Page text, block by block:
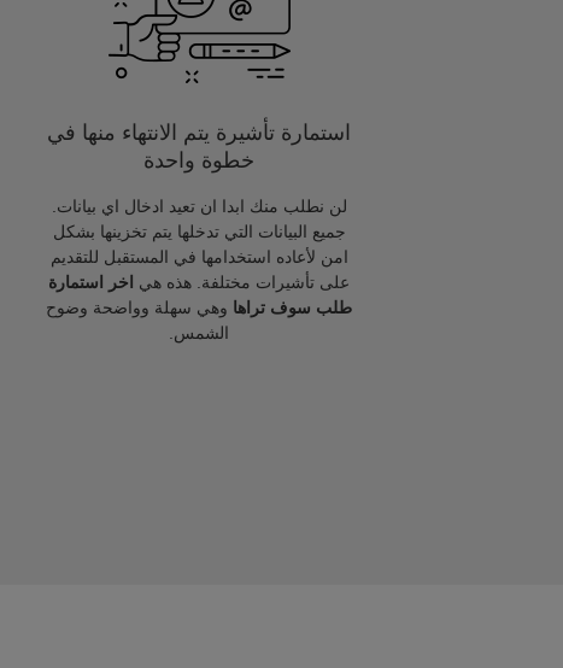
استمارة تأشيرة يتم الانتهاء منها في
خطوة واحدة
لن نطلب منك ابدا ان تعيد ادخال اي بيانات.
جميع البيانات التي تدخلها يتم تخزينها بشكل
امن لأعاده استخدامها في المستقبل للتقديم
على تأشيرات مختلفة. هذه هي
اخر استمارة
طلب سوف تراها وهي سهلة وواضحة وضوح
الشمس.